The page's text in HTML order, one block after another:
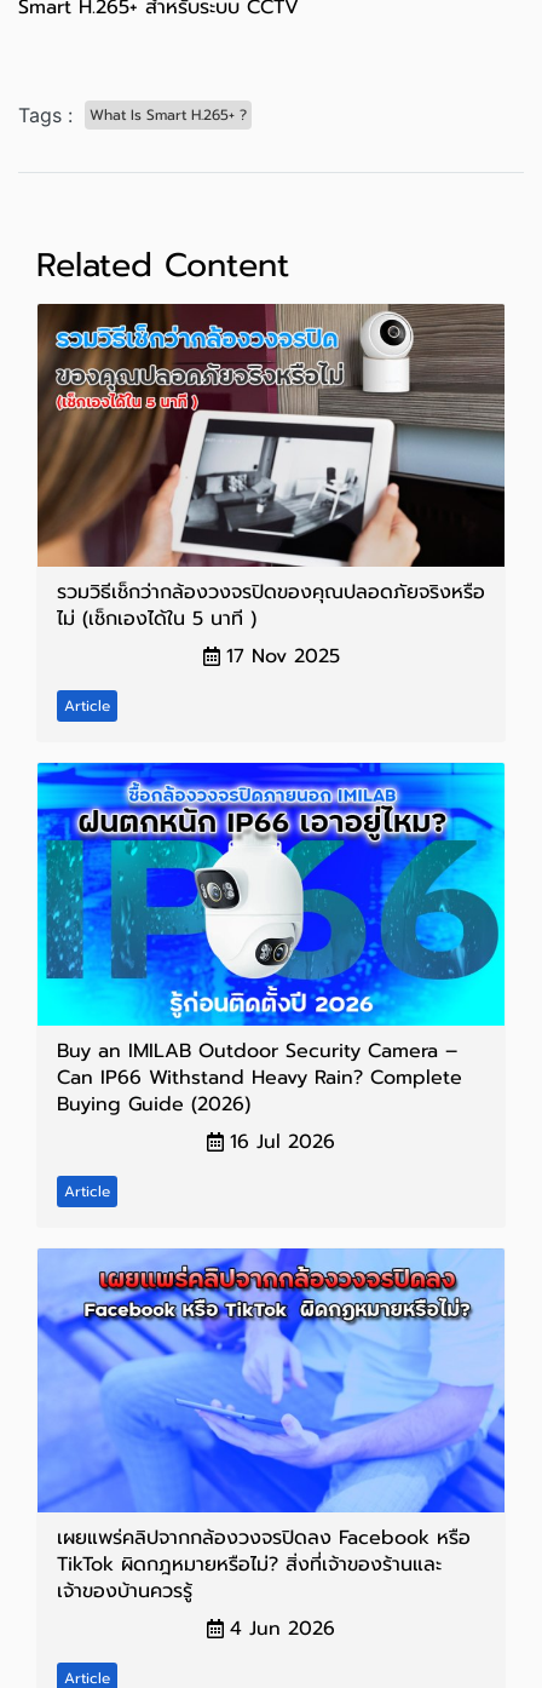
Smart H.265+ สำหรับระบบ CCTV
Tags : What Is Smart H.265+ ?
Related Content
รวมวิธีเช็กว่ากล้องวงจรปิดของคุณปลอดภัยจริงหรือ
ไม่ (เช็กเองได้ใน 5 นาที )
17 Nov 2025
Article
Buy an IMILAB Outdoor Security Camera –
Can IP66 Withstand Heavy Rain? Complete
Buying Guide (2026)
16 Jul 2026
Article
เผยแพร่คลิปจากกล้องวงจรปิดลง Facebook หรือ
TikTok ผิดกฎหมายหรือไม่? สิ่งที่เจ้าของร้านและ
เจ้าของบ้านควรรู้
4 Jun 2026
Article